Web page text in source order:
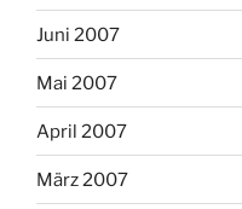
Juni 2007
Mai 2007
April 2007
März 2007